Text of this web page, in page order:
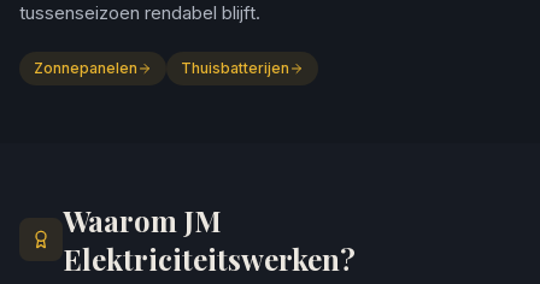
tussenseizoen rendabel blijft.
Zonnepanelen Thuisbatterijen
Waarom JM
Elektriciteitswerken?